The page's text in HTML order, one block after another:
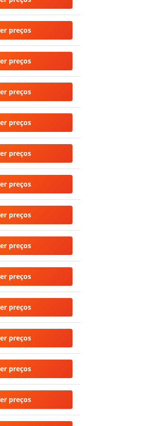
preços
preços
preços
preços
preços
preços
preços
preços
preços
preços
preços
preços
preços